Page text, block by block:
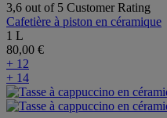
3,6 out of 5 Customer Rating
Cafetière à piston en céramique
1 L
80,00 €
+ 12
+ 14